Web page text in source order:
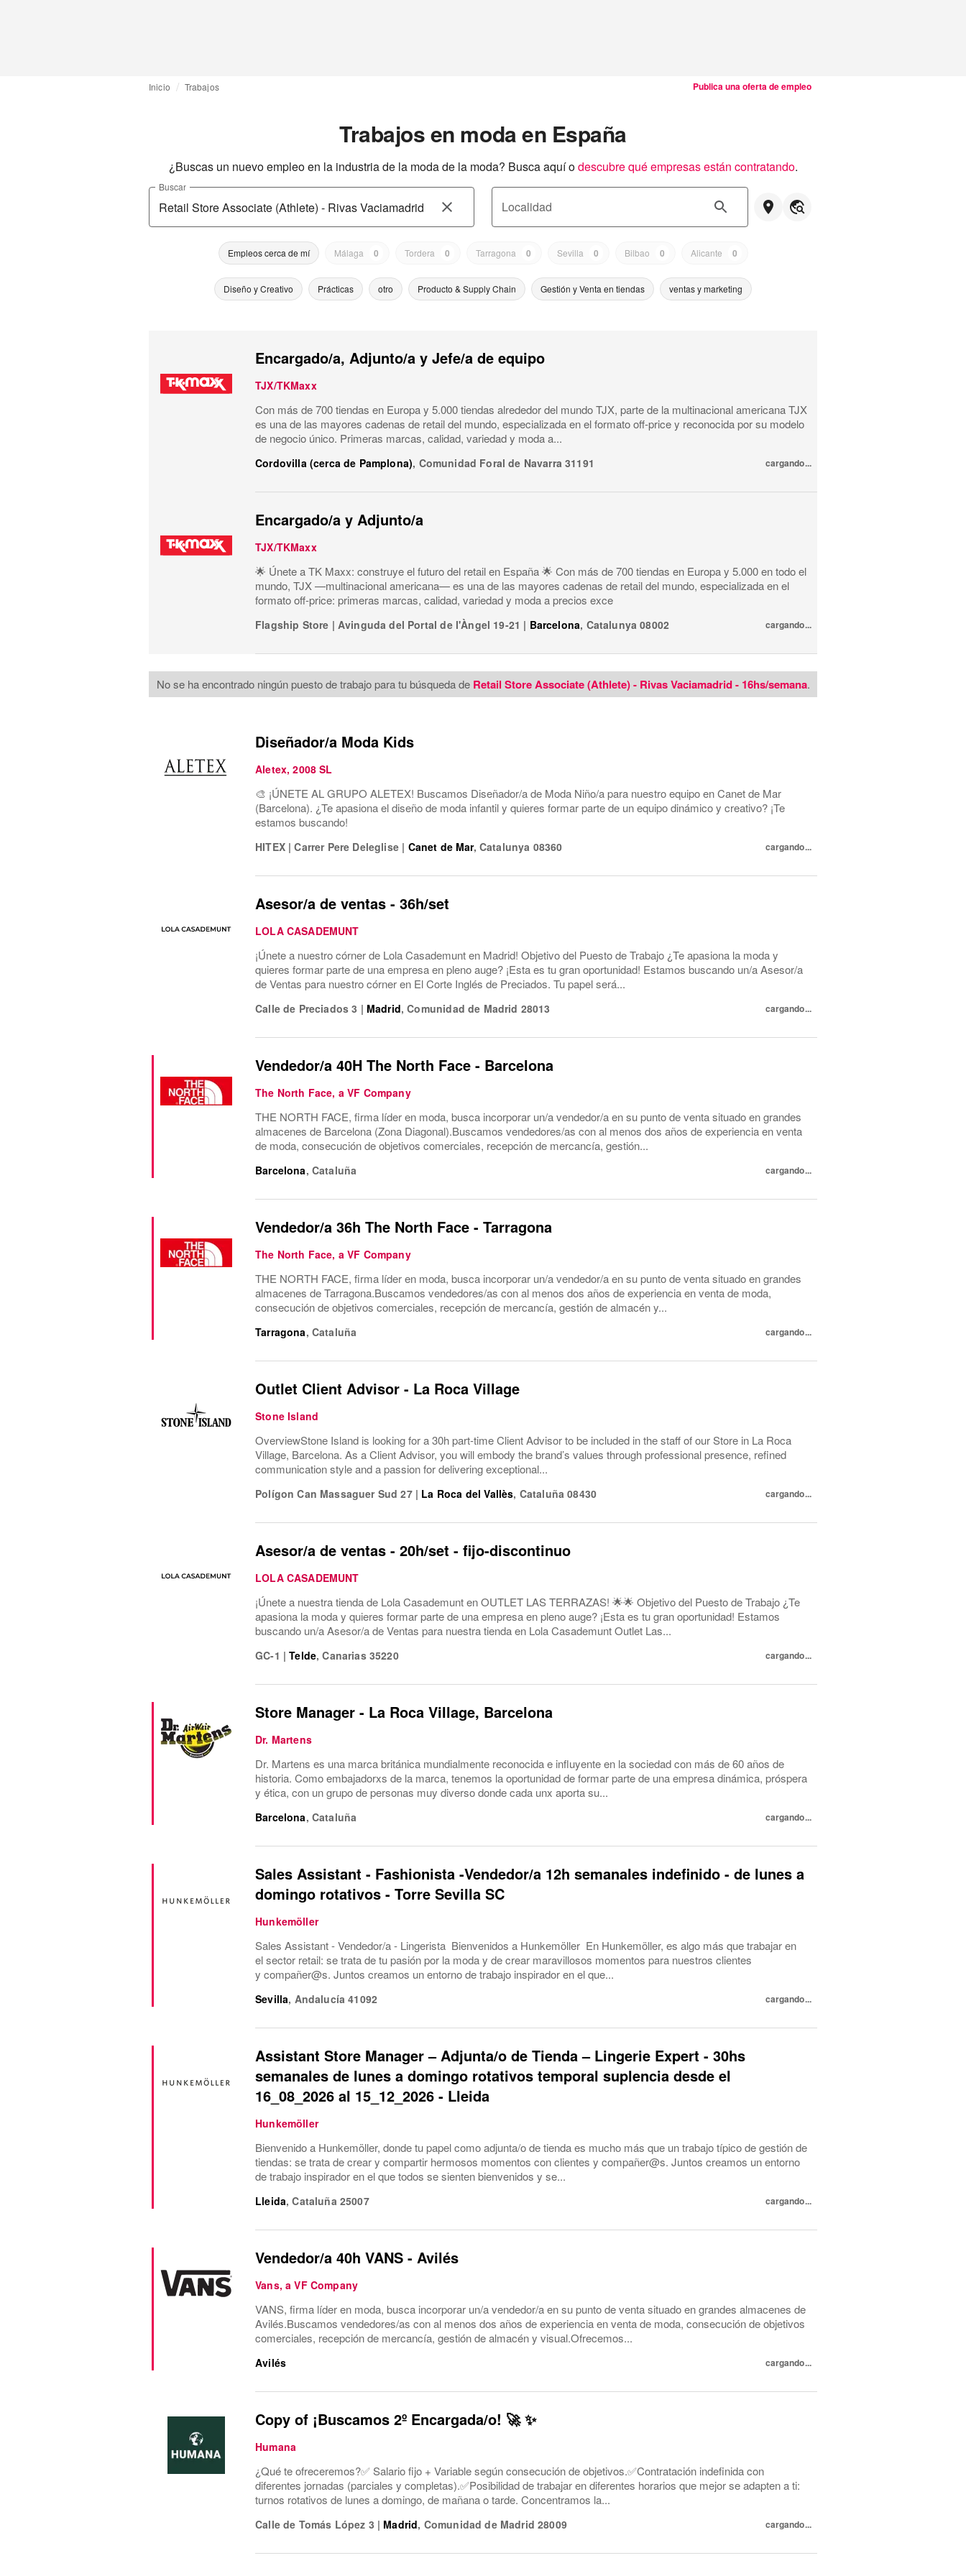
Inicio Trabajos Publica una oferta de empleo
Trabajos en moda en España
¿Buscas un nuevo empleo en la industria de la moda de la moda? Busca aquí odescubre qué empresas están contratando.
Buscar
Localidad
Empleos cerca de mí Málaga 0 Tordera 0 Tarragona 0 Sevilla 0 Bilbao 0 Alicante 0
Diseño y Creativo Prácticas otro Producto & Supply Chain Gestión y Venta en tiendas ventas y marketing
Encargado/a, Adjunto/a y Jefe/a de equipo
TJX/TKMaxx
Con más de 700 tiendas en Europa y 5.000 tiendas alrededor del mundo TJX, parte de la multinacional americana TJX
es una de las mayores cadenas de retail del mundo, especializada en el formato off-price y reconocida por su modelo
de negocio único. Primeras marcas, calidad, variedad y moda a...
Cordovilla (cerca de Pamplona), Comunidad Foral de Navarra 31191 cargando...
Encargado/a y Adjunto/a
TJX/TKMaxx
🌟 Únete a TK Maxx: construye el futuro del retail en España 🌟 Con más de 700 tiendas en Europa y 5.000 en todo el
mundo, TJX —multinacional americana— es una de las mayores cadenas de retail del mundo, especializada en el
formato off-price: primeras marcas, calidad, variedad y moda a precios exce
Flagship Store | Avinguda del Portal de l'Àngel 19-21 | Barcelona, Catalunya 08002 cargando...
No se ha encontrado ningún puesto de trabajo para tu búsqueda de Retail Store Associate (Athlete) - Rivas Vaciamadrid - 16hs/semana.
Diseñador/a Moda Kids
Aletex, 2008 SL
🎨 ¡ÚNETE AL GRUPO ALETEX! Buscamos Diseñador/a de Moda Niño/a para nuestro equipo en Canet de Mar
(Barcelona). ¿Te apasiona el diseño de moda infantil y quieres formar parte de un equipo dinámico y creativo? ¡Te
estamos buscando!
HITEX | Carrer Pere Deleglise | Canet de Mar, Catalunya 08360 cargando...
Asesor/a de ventas - 36h/set
LOLA CASADEMUNT
¡Únete a nuestro córner de Lola Casademunt en Madrid! Objetivo del Puesto de Trabajo ¿Te apasiona la moda y
quieres formar parte de una empresa en pleno auge? ¡Esta es tu gran oportunidad! Estamos buscando un/a Asesor/a
de Ventas para nuestro córner en El Corte Inglés de Preciados. Tu papel será...
Calle de Preciados 3 | Madrid,Comunidad de Madrid 28013 cargando...
Vendedor/a 40H The North Face - Barcelona
The North Face, a VF Company
THE NORTH FACE, firma líder en moda, busca incorporar un/a vendedor/a en su punto de venta situado en grandes
almacenes de Barcelona (Zona Diagonal).Buscamos vendedores/as con al menos dos años de experiencia en venta
de moda, consecución de objetivos comerciales, recepción de mercancía, gestión...
Barcelona, Cataluña cargando...
Vendedor/a 36h The North Face - Tarragona
The North Face, a VF Company
THE NORTH FACE, firma líder en moda, busca incorporar un/a vendedor/a en su punto de venta situado en grandes
almacenes de Tarragona.Buscamos vendedores/as con al menos dos años de experiencia en venta de moda,
consecución de objetivos comerciales, recepción de mercancía, gestión de almacén y...
Tarragona, Cataluña cargando...
Outlet Client Advisor - La Roca Village
Stone Island
OverviewStone Island is looking for a 30h part-time Client Advisor to be included in the staff of our Store in La Roca
Village, Barcelona. As a Client Advisor, you will embody the brand’s values through professional presence, refined
communication style and a passion for delivering exceptional...
Polígon Can Massaguer Sud 27 | La Roca del Vallès, Cataluña 08430 cargando...
Asesor/a de ventas - 20h/set - fijo-discontinuo
LOLA CASADEMUNT
¡Únete a nuestra tienda de Lola Casademunt en OUTLET LAS TERRAZAS! 🌟🌟 Objetivo del Puesto de Trabajo ¿Te
apasiona la moda y quieres formar parte de una empresa en pleno auge? ¡Esta es tu gran oportunidad! Estamos
buscando un/a Asesor/a de Ventas para nuestra tienda en Lola Casademunt Outlet Las...
GC-1 | Telde,Canarias 35220 cargando...
Store Manager - La Roca Village, Barcelona
Dr. Martens
Dr. Martens es una marca británica mundialmente reconocida e influyente en la sociedad con más de 60 años de
historia. Como embajadorxs de la marca, tenemos la oportunidad de formar parte de una empresa dinámica, próspera
y ética, con un grupo de personas muy diverso donde cada unx aporta su...
Barcelona, Cataluña cargando...
Sales Assistant - Fashionista -Vendedor/a 12h semanales indefinido - de lunes a
domingo rotativos - Torre Sevilla SC
Hunkemöller
Sales Assistant - Vendedor/a - Lingerista Bienvenidos a Hunkemöller En Hunkemöller, es algo más que trabajar en
el sector retail: se trata de tu pasión por la moda y de crear maravillosos momentos para nuestros clientes
y compañer@s. Juntos creamos un entorno de trabajo inspirador en el que...
Sevilla, Andalucía 41092 cargando...
Assistant Store Manager – Adjunta/o de Tienda – Lingerie Expert - 30hs
semanales de lunes a domingo rotativos temporal suplencia desde el
16_08_2026 al 15_12_2026 - Lleida
Hunkemöller
Bienvenido a Hunkemöller, donde tu papel como adjunta/o de tienda es mucho más que un trabajo típico de gestión de
tiendas: se trata de crear y compartir hermosos momentos con clientes y compañer@s. Juntos creamos un entorno
de trabajo inspirador en el que todos se sienten bienvenidos y se...
Lleida,Cataluña 25007 cargando...
Vendedor/a 40h VANS - Avilés
Vans, a VF Company
VANS, firma líder en moda, busca incorporar un/a vendedor/a en su punto de venta situado en grandes almacenes de
Avilés.Buscamos vendedores/as con al menos dos años de experiencia en venta de moda, consecución de objetivos
comerciales, recepción de mercancía, gestión de almacén y visual.Ofrecemos...
Avilés cargando...
Copy of ¡Buscamos 2º Encargada/o! 🚀 ✨
Humana
¿Qué te ofreceremos?✅ Salario fijo + Variable según consecución de objetivos.✅Contratación indefinida con
diferentes jornadas (parciales y completas).✅Posibilidad de trabajar en diferentes horarios que mejor se adapten a ti:
turnos rotativos de lunes a domingo, de mañana o tarde. Concentramos la...
Calle de Tomás López 3 | Madrid, Comunidad de Madrid 28009 cargando...